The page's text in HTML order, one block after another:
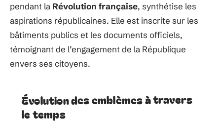
pendant la Révolution française, synthétise les
aspirations républicaines. Elle est inscrite sur les
bâtiments publics et les documents officiels,
témoignant de l’engagement de la République
envers ses citoyens.
Évolution des emblèmes à travers
le temps